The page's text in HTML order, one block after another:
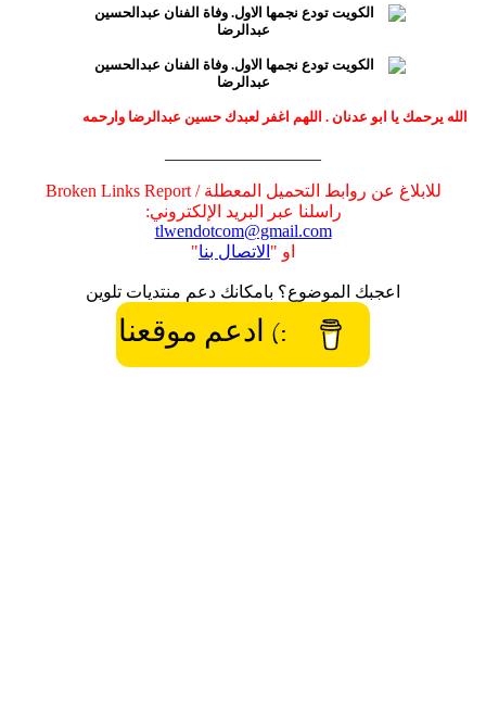
الله يرحمك يا ابو عدنان . اللهم اغفر لعبدك حسين عبدالرضا وارحمه
للابلاغ عن روابط التحميل المعطلة / Broken Links Report
راسلنا عبر البريد الإلكتروني:
tlwendotcom@gmail.com
او " الاتصال بنا"
اعجبك الموضوع؟ بامكانك دعم منتديات تلوين
:) ادعم موقعنا